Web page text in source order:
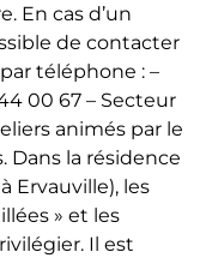
En cas d’un
de contacter
téléphone : –
00 67 – Secteur
animés par le
Dans la résidence
Ervauville), les
» et les
Il est